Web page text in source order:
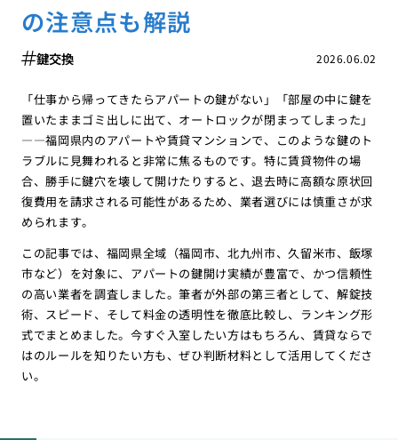
の注意点も解説
2026.06.02
鍵交換
「仕事から帰ってきたらアパートの鍵がない」「部屋の中に鍵を
置いたままゴミ出しに出て、オートロックが閉まってしまった」
――福岡県内のアパートや賃貸マンションで、このような鍵のト
ラブルに見舞われると非常に焦るものです。特に賃貸物件の場
合、勝手に鍵穴を壊して開けたりすると、退去時に高額な原状回
復費用を請求される可能性があるため、業者選びには慎重さが求
められます。
この記事では、福岡県全域（福岡市、北九州市、久留米市、飯塚
市など）を対象に、アパートの鍵開け実績が豊富で、かつ信頼性
の高い業者を調査しました。筆者が外部の第三者として、解錠技
術、スピード、そして料金の透明性を徹底比較し、ランキング形
式でまとめました。今すぐ入室したい方はもちろん、賃貸ならで
はのルールを知りたい方も、ぜひ判断材料として活用してくださ
い。